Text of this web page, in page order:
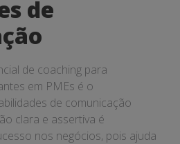
de
de coaching para
em PMEs é o
de comunicação
clara e assertiva é
nos negócios, pois ajuda